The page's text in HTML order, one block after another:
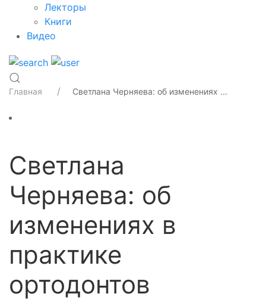
Лекторы
Книги
Видео
Главная Светлана Черняева: об изменениях ...
Светлана
Черняева: об
изменениях в
практике
ортодонтов